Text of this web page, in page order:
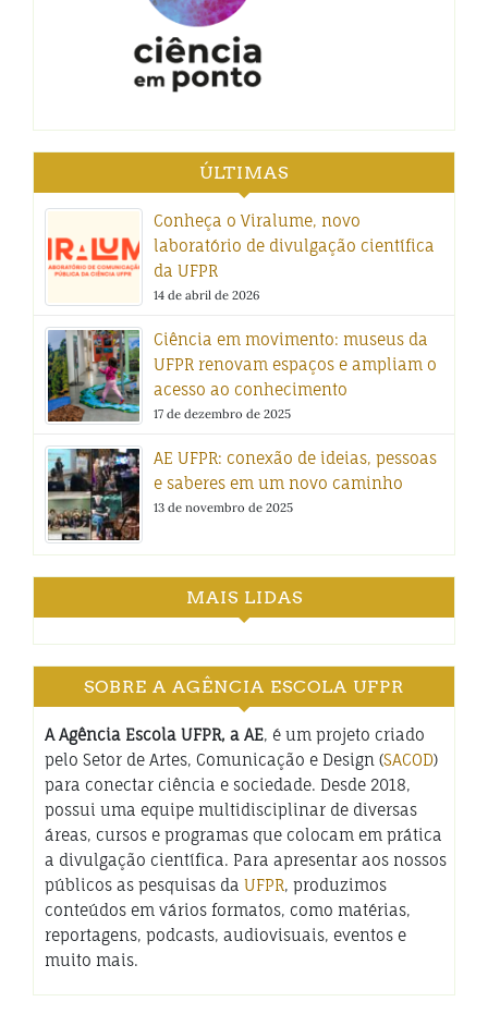
ÚLTIMAS
Conheça o Viralume, novo
laboratório de divulgação científica
da UFPR
14 de abril de 2026
Ciência em movimento: museus da
UFPR renovam espaços e ampliam o
acesso ao conhecimento
17 de dezembro de 2025
AE UFPR: conexão de ideias, pessoas
e saberes em um novo caminho
13 de novembro de 2025
MAIS LIDAS
SOBRE A AGÊNCIA ESCOLA UFPR
A Agência Escola UFPR, a AE, é um projeto criado
pelo Setor de Artes, Comunicação e Design (SACOD)
para conectar ciência e sociedade. Desde 2018,
possui uma equipe multidisciplinar de diversas
áreas, cursos e programas que colocam em prática
a divulgação científica. Para apresentar aos nossos
públicos as pesquisas da UFPR, produzimos
conteúdos em vários formatos, como matérias,
reportagens, podcasts, audiovisuais, eventos e
muito mais.